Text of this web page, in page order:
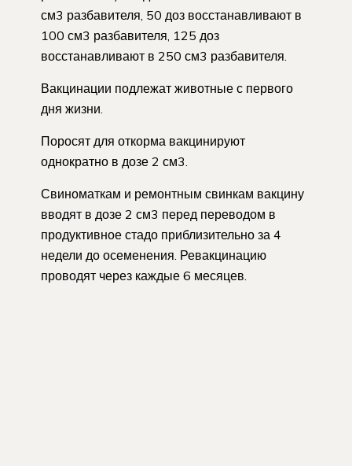
см3 разбавителя, 50 доз восстанавливают в
100 см3 разбавителя, 125 доз
восстанавливают в 250 см3 разбавителя.
Вакцинации подлежат животные с первого
дня жизни.
Поросят для откорма вакцинируют
однократно в дозе 2 см3.
Свиноматкам и ремонтным свинкам вакцину
вводят в дозе 2 см3 перед переводом в
продуктивное стадо приблизительно за 4
недели до осеменения. Ревакцинацию
проводят через каждые 6 месяцев.